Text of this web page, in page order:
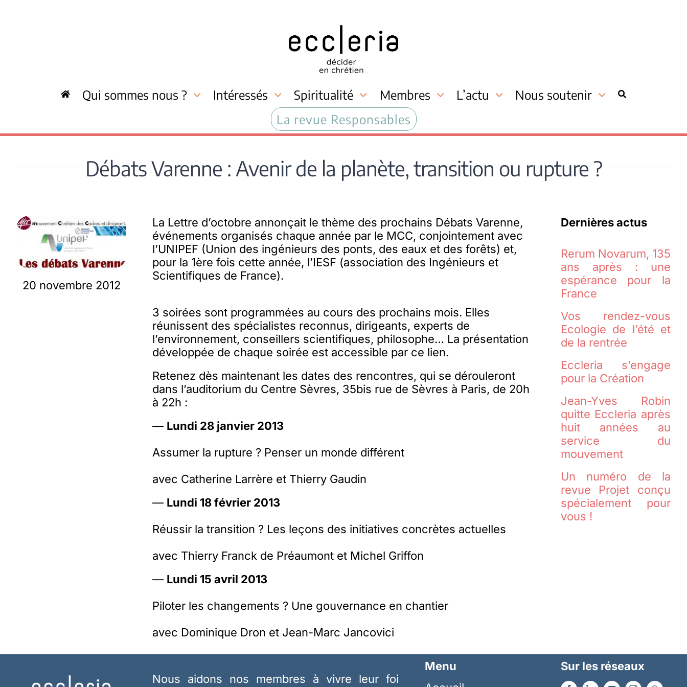
Qui sommes nous ? Intéressés Spiritualité Membres L’actu
Nous soutenir
La revue Responsables
Débats Varenne : Avenir de la planète, transition ou rupture ?
20 novembre 2012
La Lettre d’octobre annonçait le thème des prochains Débats Varenne,
événements organisés chaque année par le MCC, conjointement avec
l’UNIPEF (Union des ingénieurs des ponts, des eaux et des forêts) et,
pour la 1ère fois cette année, l’IESF (association des Ingénieurs et
Scientifiques de France).
3 soirées sont programmées au cours des prochains mois. Elles
réunissent des spécialistes reconnus, dirigeants, experts de
l’environnement, conseillers scientifiques, philosophe… La présentation
développée de chaque soirée est accessible par ce lien.
Retenez dès maintenant les dates des rencontres, qui se dérouleront
dans l’auditorium du Centre Sèvres, 35bis rue de Sèvres à Paris, de 20h
à 22h :
— Lundi 28 janvier 2013
Assumer la rupture ? Penser un monde différent
avec Catherine Larrère et Thierry Gaudin
— Lundi 18 février 2013
Réussir la transition ? Les leçons des initiatives concrètes actuelles
avec Thierry Franck de Préaumont et Michel Griffon
— Lundi 15 avril 2013
Piloter les changements ? Une gouvernance en chantier
avec Dominique Dron et Jean-Marc Jancovici
Dernières actus
Rerum Novarum, 135
ans après : une
espérance pour la
France
Vos rendez-vous
Ecologie de l’été et
de la rentrée
Eccleria s’engage
pour la Création
Jean-Yves Robin
quitte Eccleria après
huit années au
service du
mouvement
Un numéro de la
revue Projet conçu
spécialement pour
vous !
Nous aidons nos membres à vivre leur foi
Menu
Sur les réseaux